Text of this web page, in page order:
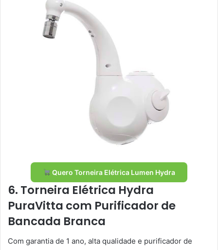
Quero Torneira Elétrica Lumen Hydra
6. Torneira Elétrica Hydra
PuraVitta com Purificador de
Bancada Branca
Com garantia de 1 ano, alta qualidade e purificador de